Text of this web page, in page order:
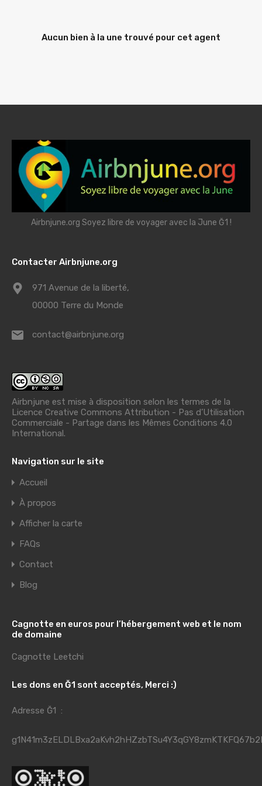
Aucun bien à la une trouvé pour cet agent
Airbnjune.org Soyez libre de voyager avec la June Ğ1 !
Contacter Airbnjune.org
971 Avenue de la liberté,
00000 Terre du Monde
contact@airbnjune.org
Airbnjune est mise à disposition selon les termes de la
Licence Creative Commons Attribution - Pas d’Utilisation
Commerciale - Partage dans les Mêmes Conditions 4.0
International.
Navigation sur le site
Accueil
À propos
Afficher la carte
FAQs
Contact
Blog
Cagnotte en euros pour l’hébergement web et le nom
de domaine
Cagnotte Leetchi
Les dons en Ğ1 sont acceptés, Merci :)
Adresse Ğ1 :